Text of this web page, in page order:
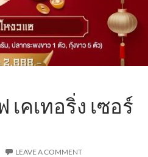
เคเทอริ่ง เซอร์
LEAVE A COMMENT